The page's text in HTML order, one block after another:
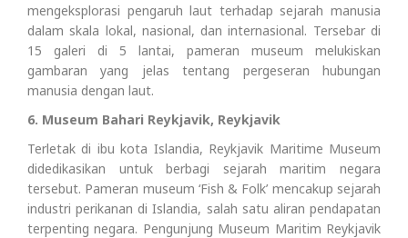
mengeksplorasi pengaruh laut terhadap sejarah manusia
dalam skala lokal, nasional, dan internasional. Tersebar di
15 galeri di 5 lantai, pameran museum melukiskan
gambaran yang jelas tentang pergeseran hubungan
manusia dengan laut.
6. Museum Bahari Reykjavik, Reykjavik
Terletak di ibu kota Islandia, Reykjavik Maritime Museum
didedikasikan untuk berbagi sejarah maritim negara
tersebut. Pameran museum ‘Fish & Folk’ mencakup sejarah
industri perikanan di Islandia, salah satu aliran pendapatan
terpenting negara. Pengunjung Museum Maritim Reykjavik